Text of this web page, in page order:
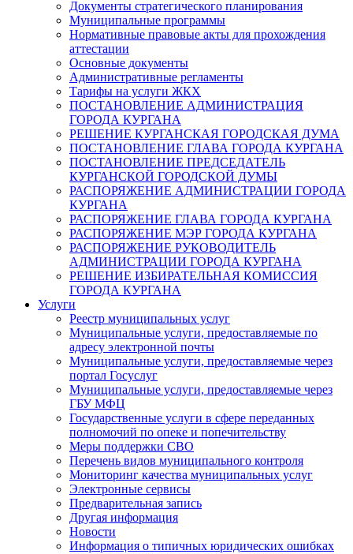
Документы стратегического планирования
Муниципальные программы
Нормативные правовые акты для прохождения
аттестации
Основные документы
Административные регламенты
Тарифы на услуги ЖКХ
ПОСТАНОВЛЕНИЕ АДМИНИСТРАЦИЯ
ГОРОДА КУРГАНА
РЕШЕНИЕ КУРГАНСКАЯ ГОРОДСКАЯ ДУМА
ПОСТАНОВЛЕНИЕ ГЛАВА ГОРОДА КУРГАНА
ПОСТАНОВЛЕНИЕ ПРЕДСЕДАТЕЛЬ
КУРГАНСКОЙ ГОРОДСКОЙ ДУМЫ
РАСПОРЯЖЕНИЕ АДМИНИСТРАЦИИ ГОРОДА
КУРГАНА
РАСПОРЯЖЕНИЕ ГЛАВА ГОРОДА КУРГАНА
РАСПОРЯЖЕНИЕ МЭР ГОРОДА КУРГАНА
РАСПОРЯЖЕНИЕ РУКОВОДИТЕЛЬ
АДМИНИСТРАЦИИ ГОРОДА КУРГАНА
РЕШЕНИЕ ИЗБИРАТЕЛЬНАЯ КОМИССИЯ
ГОРОДА КУРГАНА
Услуги
Реестр муниципальных услуг
Муниципальные услуги, предоставляемые по
адресу электронной почты
Муниципальные услуги, предоставляемые через
портал Госуслуг
Муниципальные услуги, предоставляемые через
ГБУ МФЦ
Государственные услуги в сфере переданных
полномочий по опеке и попечительству
Меры поддержки СВО
Перечень видов муниципального контроля
Мониторинг качества муниципальных услуг
Электронные сервисы
Предварительная запись
Другая информация
Новости
Информация о типичных юридических ошибках